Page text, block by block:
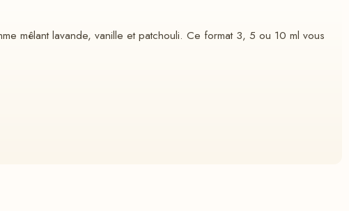
mêlant lavande, vanille et patchouli. Ce format 3, 5 ou 10 ml vous